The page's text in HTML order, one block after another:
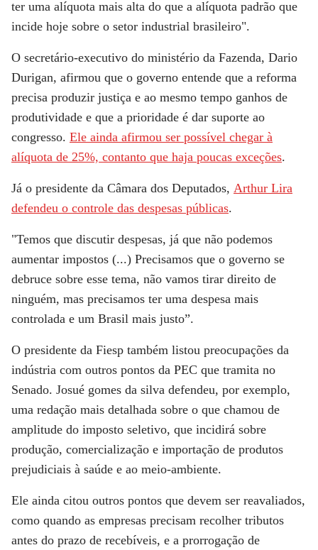
ter uma alíquota mais alta do que a alíquota padrão que
incide hoje sobre o setor industrial brasileiro".
O secretário-executivo do ministério da Fazenda, Dario
Durigan, afirmou que o governo entende que a reforma
precisa produzir justiça e ao mesmo tempo ganhos de
produtividade e que a prioridade é dar suporte ao
congresso. Ele ainda afirmou ser possível chegar à
alíquota de 25%, contanto que haja poucas exceções.
Já o presidente da Câmara dos Deputados, Arthur Lira
defendeu o controle das despesas públicas.
"Temos que discutir despesas, já que não podemos
aumentar impostos (...) Precisamos que o governo se
debruce sobre esse tema, não vamos tirar direito de
ninguém, mas precisamos ter uma despesa mais
controlada e um Brasil mais justo”.
O presidente da Fiesp também listou preocupações da
indústria com outros pontos da PEC que tramita no
Senado. Josué gomes da silva defendeu, por exemplo,
uma redação mais detalhada sobre o que chamou de
amplitude do imposto seletivo, que incidirá sobre
produção, comercialização e importação de produtos
prejudiciais à saúde e ao meio-ambiente.
Ele ainda citou outros pontos que devem ser reavaliados,
como quando as empresas precisam recolher tributos
antes do prazo de recebíveis, e a prorrogação de